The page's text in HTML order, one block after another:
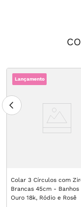
Lançamento
Colar 3 Círculos com
Brancas 45cm - Banhos
Ouro 18k, Ródio e Rosê